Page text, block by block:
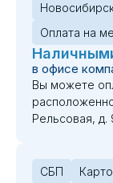
Оплата на
в офисе
Вы можете
Рельсовая, д.
СБП